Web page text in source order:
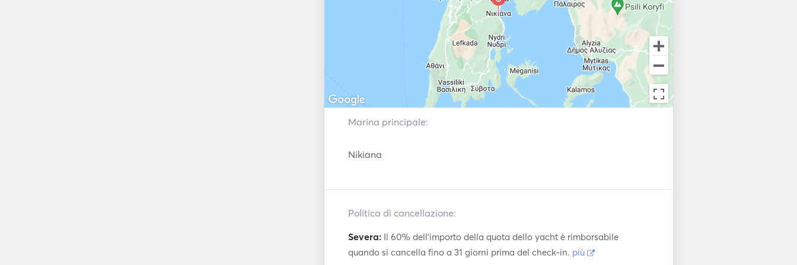
Water toys: Snorkelling equipment.
Marina principale:
Nikiana
Politica di cancellazione:
Severa: Il 60% dell'importo della quota dello yacht è rimborsabile
quando si cancella fino a 31 giorni prima del check-in. più